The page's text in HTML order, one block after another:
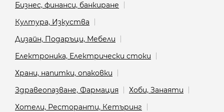
Бизнес, финанси, банкиране
Култура, Изкуства
Дизайн, Подаръци, Мебели
Електроника, Електрически стоки
Храни, напитки, опаковки
Здравеопазване, Фармация
Хоби, Занаяти
Хотели, Ресторанти, Кетъринг